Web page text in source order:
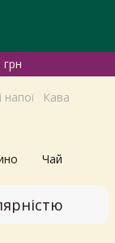
напої Кава
Чай